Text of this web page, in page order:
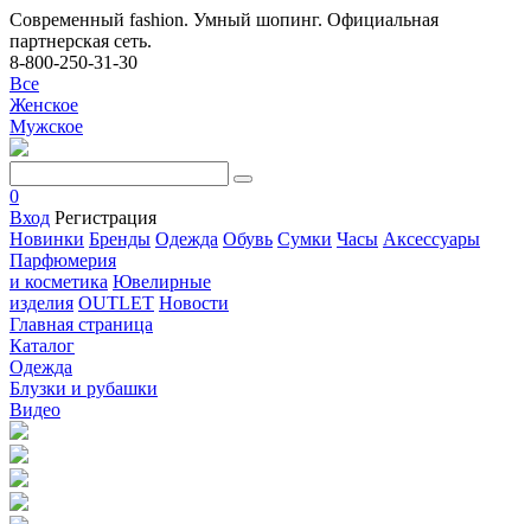
Современный fashion. Умный шопинг. Официальная
партнерская сеть.
8-800-250-31-30
Все
Женское
Мужское
0
Вход Регистрация
Новинки Бренды Одежда Обувь Сумки Часы Аксессуары
Парфюмерия
и косметика Ювелирные
изделия OUTLET Новости
Главная страница
Каталог
Одежда
Блузки и рубашки
Видео